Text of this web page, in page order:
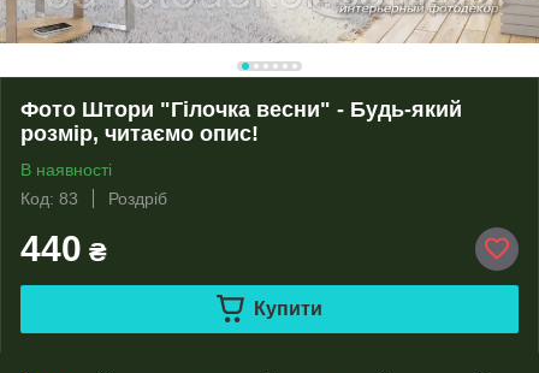
Фото Штори "Гілочка весни" - Будь-який
розмір, читаємо опис!
В наявності
Код: 83
Роздріб
440 ₴
Купити